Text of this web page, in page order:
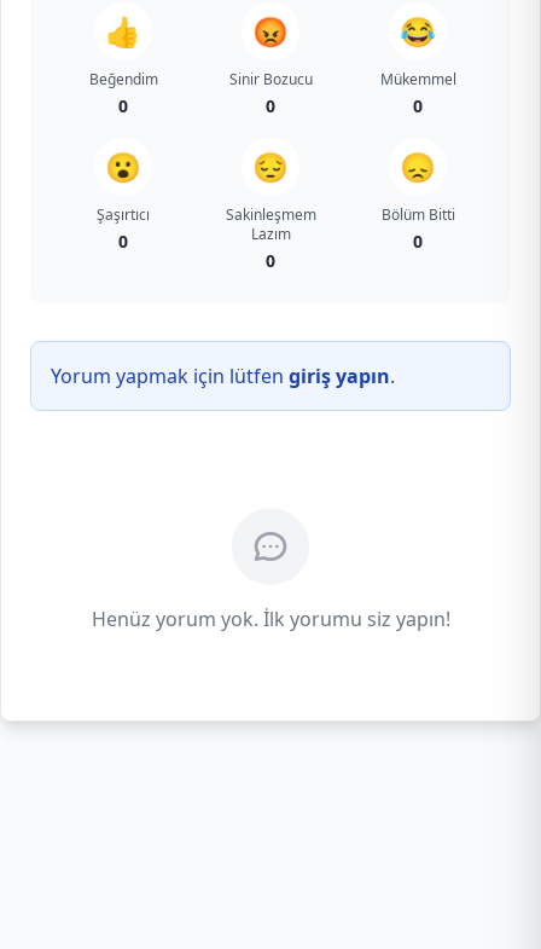
👍
Beğendim
0
😡
Sinir Bozucu
0
😂
Mükemmel
0
😮
Şaşırtıcı
0
😔
Sakinleşmem
Lazım
0
😞
Bölüm Bitti
0
Yorum yapmak için lütfen giriş yapın.
Henüz yorum yok. İlk yorumu siz yapın!